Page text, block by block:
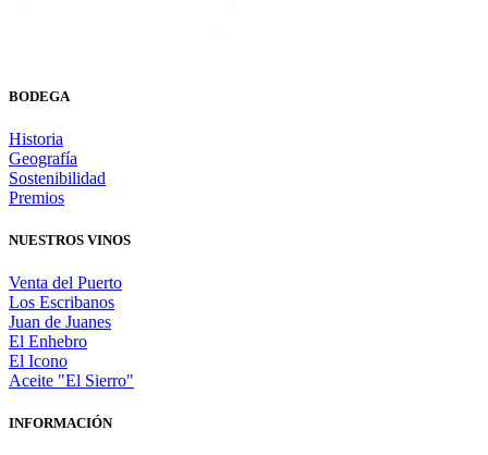
BODEGA
Historia
Geografía
Sostenibilidad
Premios
NUESTROS VINOS
Venta del Puerto
Los Escribanos
Juan de Juanes
El Enhebro
El Icono
Aceite "El Sierro"
INFORMACIÓN